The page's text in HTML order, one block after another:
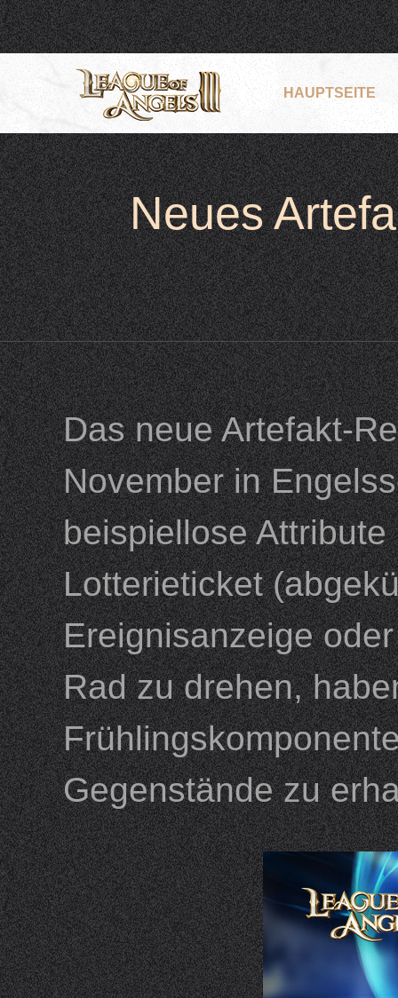
HAUPTSEITE
Neues
Das neue Artefakt-
November in
beispiellose
Lotterieticket
Ereignisanzeige
Rad zu drehen,
Gegenstände zu